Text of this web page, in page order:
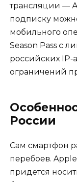
трансляции —
подписку
мобильного
Season Pass с
российских IP-
ограничений
России
Сам смартфон
перебоев.
придётся